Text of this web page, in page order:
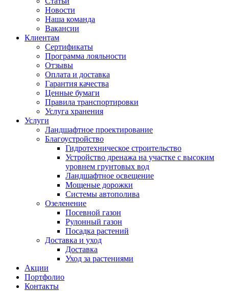
Новости
Наша команда
Вакансии
Клиентам
Сертификаты
Программа лояльности
Отзывы
Оплата и доставка
Гарантия качества
Ценные бумаги
Правила транспортировки
Услуга хранения
Услуги
Ландшафтное проектирование
Благоустройство
Гидротехническое строительство
Устройство дренажа на участке с высоким
уровнем грунтовых вод
Ландшафтное освещение
Мощеные дорожки
Системы автополива
Озеленение
Посевной газон
Рулонный газон
Посадка растений
Доставка и уход
Доставка
Уход за растениями
Акции
Портфолио
Контакты